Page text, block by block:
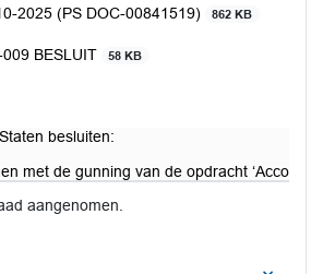
2025 (PS DOC-00841519)
862 KB
009 BESLUIT 58 KB
besluiten:
met de gunning van de opdracht
aangenomen.